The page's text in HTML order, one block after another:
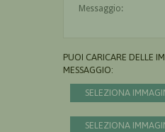
PUOI CARICARE DELLE
MESSAGGIO:
SELEZIONA
SELEZIONA